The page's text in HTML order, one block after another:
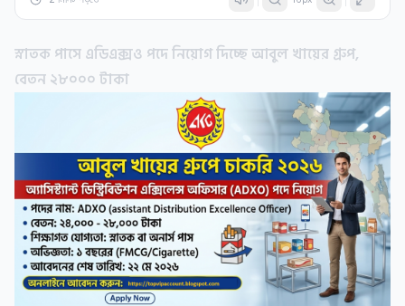
স্নাতক পাসে এডিএক্সও পদে নিয়োগ দিচ্ছে আবুল খায়ের গ্রুপ,
বেতন ২৮০০০ টাকা